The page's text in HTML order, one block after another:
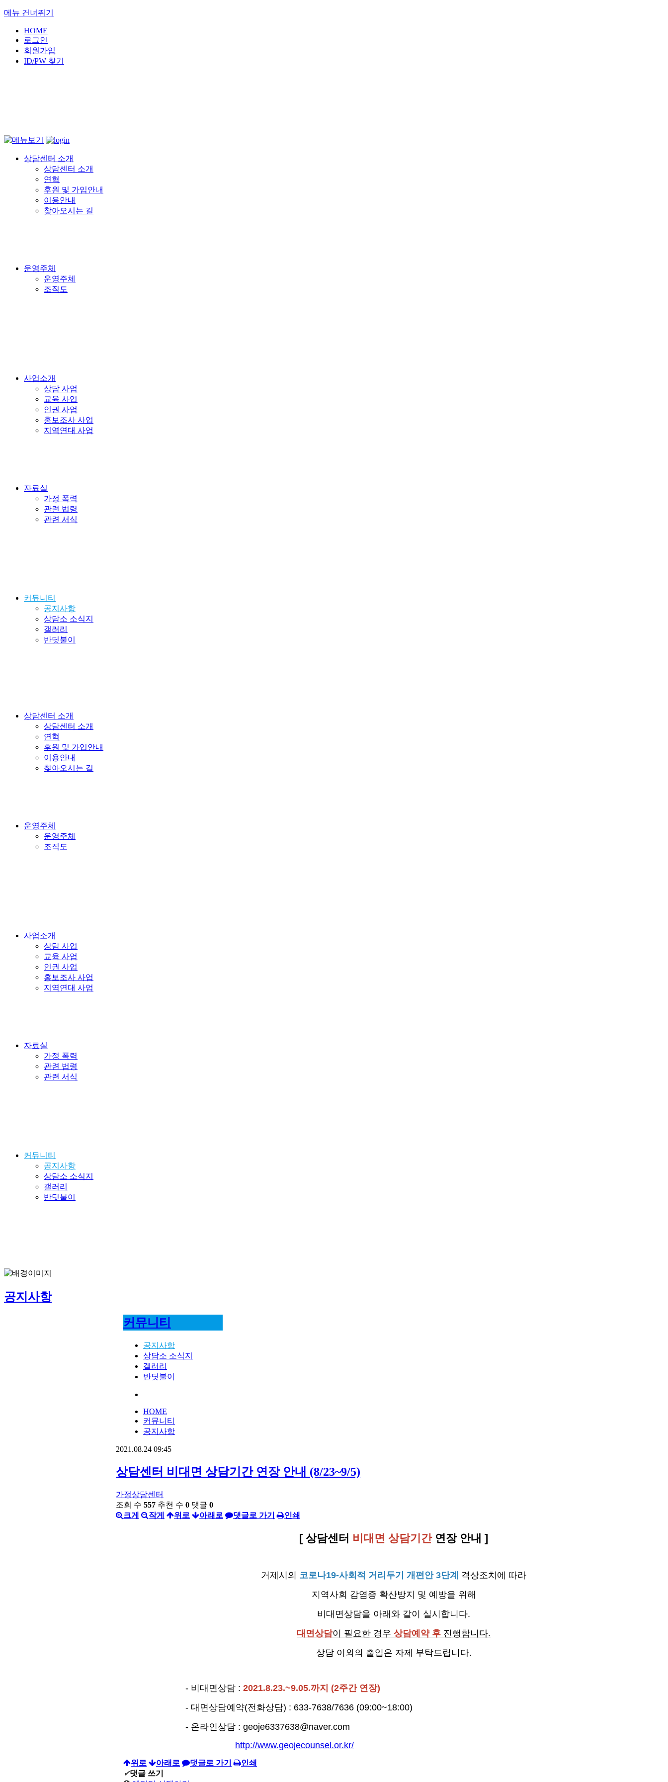
메뉴 건너뛰기
HOME
로그인
회원가입
ID/PW 찾기
상담센터 소개
상담센터 소개
연혁
후원 및 가입안내
이용안내
찾아오시는 길
운영주체
운영주체
조직도
사업소개
상담 사업
교육 사업
인권 사업
홍보조사 사업
지역연대 사업
자료실
가정 폭력
관련 법령
관련 서식
커뮤니티
공지사항
상담소 소식지
갤러리
반딧불이
상담센터 소개
상담센터 소개
연혁
후원 및 가입안내
이용안내
찾아오시는 길
운영주체
운영주체
조직도
사업소개
상담 사업
교육 사업
인권 사업
홍보조사 사업
지역연대 사업
자료실
가정 폭력
관련 법령
관련 서식
커뮤니티
공지사항
상담소 소식지
갤러리
반딧불이
공지사항
커뮤니티
공지사항
상담소 소식지
갤러리
반딧불이
HOME
커뮤니티
공지사항
2021.08.24 09:45
상담센터 비대면 상담기간 연장 안내 (8/23~9/5)
가정상담센터
조회 수 557 추천 수 0 댓글 0
크게
작게 위로 아래로 댓글로 가기 인쇄
[ 상담센터 비대면 상담기간 연장 안내 ]
거제시의 코로나19-사회적 거리두기 개편안 3단계 격상조치에 따라
지역사회 감염증 확산방지 및 예방을 위해
비대면상담을 아래와 같이 실시합니다.
대면상담이 필요한 경우 상담예약 후 진행합니다.
상담 이외의 출입은 자제 부탁드립니다.
- 비대면상담 : 2021.8.23.~9.05.까지 (2주간 연장)
- 대면상담예약(전화상담) : 633-7638/7636 (09:00~18:00)
- 온라인상담 : geoje6337638@naver.com
http://www.geojecounsel.or.kr/
위로 아래로 댓글로 가기
인쇄
✔댓글 쓰기